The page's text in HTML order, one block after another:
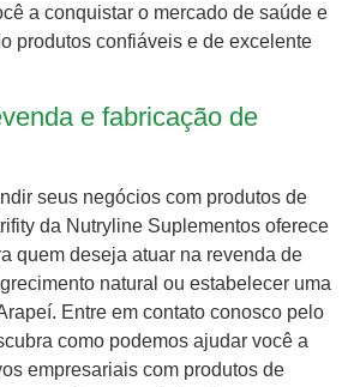
a conquistar o mercado de saúde e
produtos confiáveis e de excelente
e fabricação de
seus negócios com produtos de
da Nutryline Suplementos oferece
quem deseja atuar na revenda de
natural ou estabelecer uma
Entre em contato conosco pelo
como podemos ajudar você a
empresariais com produtos de